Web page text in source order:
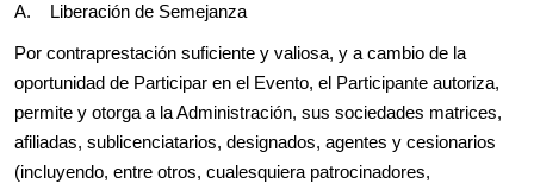
A. Liberación de Semejanza
Por contraprestación suficiente y valiosa, y a cambio de la
oportunidad de Participar en el Evento, el Participante autoriza,
permite y otorga a la Administración, sus sociedades matrices,
afiliadas, sublicenciatarios, designados, agentes y cesionarios
(incluyendo, entre otros, cualesquiera patrocinadores,